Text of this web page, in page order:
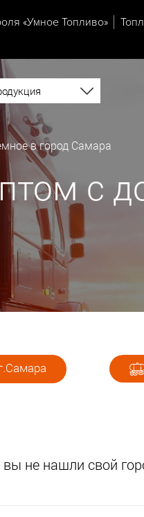
«Умное Топливо»
в город Самара
с
не нашли свой